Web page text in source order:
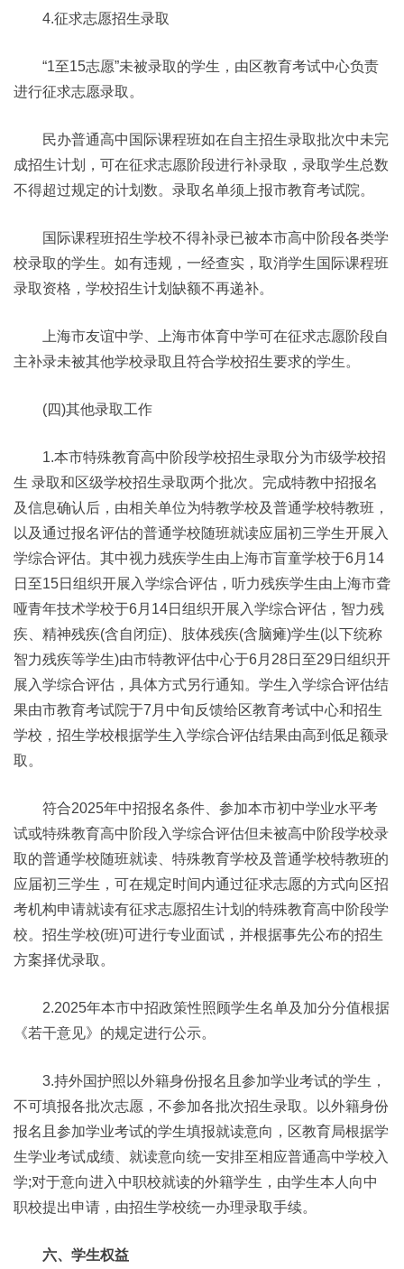
4.征求志愿招生录取
“1至15志愿”未被录取的学生，由区教育考试中心负责
进行征求志愿录取。
民办普通高中国际课程班如在自主招生录取批次中未完
成招生计划，可在征求志愿阶段进行补录取，录取学生总数
不得超过规定的计划数。录取名单须上报市教育考试院。
国际课程班招生学校不得补录已被本市高中阶段各类学
校录取的学生。如有违规，一经查实，取消学生国际课程班
录取资格，学校招生计划缺额不再递补。
上海市友谊中学、上海市体育中学可在征求志愿阶段自
主补录未被其他学校录取且符合学校招生要求的学生。
(四)其他录取工作
1.本市特殊教育高中阶段学校招生录取分为市级学校招
生 录取和区级学校招生录取两个批次。完成特教中招报名
及信息确认后，由相关单位为特教学校及普通学校特教班，
以及通过报名评估的普通学校随班就读应届初三学生开展入
学综合评估。其中视力残疾学生由上海市盲童学校于6月14
日至15日组织开展入学综合评估，听力残疾学生由上海市聋
哑青年技术学校于6月14日组织开展入学综合评估，智力残
疾、精神残疾(含自闭症)、肢体残疾(含脑瘫)学生(以下统称
智力残疾等学生)由市特教评估中心于6月28日至29日组织开
展入学综合评估，具体方式另行通知。学生入学综合评估结
果由市教育考试院于7月中旬反馈给区教育考试中心和招生
学校，招生学校根据学生入学综合评估结果由高到低足额录
取。
符合2025年中招报名条件、参加本市初中学业水平考
试或特殊教育高中阶段入学综合评估但未被高中阶段学校录
取的普通学校随班就读、特殊教育学校及普通学校特教班的
应届初三学生，可在规定时间内通过征求志愿的方式向区招
考机构申请就读有征求志愿招生计划的特殊教育高中阶段学
校。招生学校(班)可进行专业面试，并根据事先公布的招生
方案择优录取。
2.2025年本市中招政策性照顾学生名单及加分分值根据
《若干意见》的规定进行公示。
3.持外国护照以外籍身份报名且参加学业考试的学生，
不可填报各批次志愿，不参加各批次招生录取。以外籍身份
报名且参加学业考试的学生填报就读意向，区教育局根据学
生学业考试成绩、就读意向统一安排至相应普通高中学校入
学;对于意向进入中职校就读的外籍学生，由学生本人向中
职校提出申请，由招生学校统一办理录取手续。
六、学生权益